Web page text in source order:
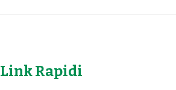
Link Rapidi